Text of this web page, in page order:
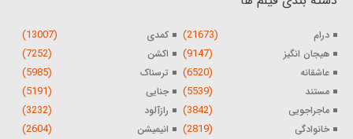
درام (21673) کمدی (13007)
هیجان انگیز (9147) اکشن (7252)
عاشقانه (6520) ترسناک (5985)
مستند (5539) جنایی (5191)
ماجراجویی (3842) رازآلود (3232)
خانوادگی (2819) انیمیشن (2604)